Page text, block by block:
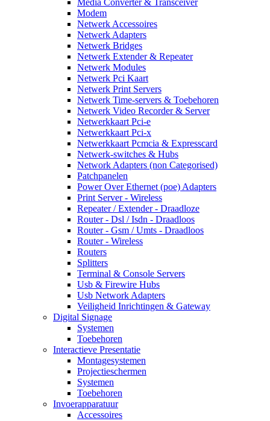
Modem
Netwerk Accessoires
Netwerk Adapters
Netwerk Bridges
Netwerk Extender & Repeater
Netwerk Modules
Netwerk Pci Kaart
Netwerk Print Servers
Netwerk Time-servers & Toebehoren
Netwerk Video Recorder & Server
Netwerkkaart Pci-e
Netwerkkaart Pci-x
Netwerkkaart Pcmcia & Expresscard
Netwerk-switches & Hubs
Network Adapters (non Categorised)
Patchpanelen
Power Over Ethernet (poe) Adapters
Print Server - Wireless
Repeater / Extender - Draadloze
Router - Dsl / Isdn - Draadloos
Router - Gsm / Umts - Draadloos
Router - Wireless
Routers
Splitters
Terminal & Console Servers
Usb & Firewire Hubs
Usb Network Adapters
Veiligheid Inrichtingen & Gateway
Digital Signage
Systemen
Toebehoren
Interactieve Presentatie
Montagesystemen
Projectieschermen
Systemen
Toebehoren
Invoerapparatuur
Accessoires